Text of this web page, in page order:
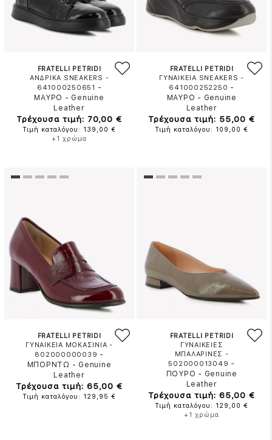
FRATELLI PETRIDI
ΑΝΔΡΙΚΑ SNEAKERS -
641000250651 -
ΜΑΥΡΟ - Genuine
Leather
Τρέχουσα τιμή: 70,00 €
Τιμή καταλόγου: 139,00 €
+1 χρώμα
FRATELLI PETRIDI
ΓΥΝΑΙΚΕΙΑ SNEAKERS -
641000252250 -
ΜΑΥΡΟ - Genuine
Leather
Τρέχουσα τιμή: 55,00 €
Τιμή καταλόγου: 109,00 €
FRATELLI PETRIDI
ΓΥΝΑΙΚΕΙΑ ΜΟΚΑΣΙΝΙΑ -
802000000039 -
ΜΠΟΡΝΤΩ - Genuine
Leather
Τρέχουσα τιμή: 65,00 €
Τιμή καταλόγου: 129,95 €
FRATELLI PETRIDI
ΓΥΝΑΙΚΕΙΕΣ
ΜΠΑΛΑΡΙΝΕΣ -
502000013049 -
ΠΟΥΡΟ - Genuine
Leather
Τρέχουσα τιμή: 65,00 €
Τιμή καταλόγου: 129,00 €
+1 χρώμα